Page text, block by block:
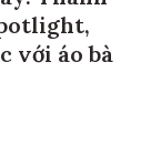
với áo bà